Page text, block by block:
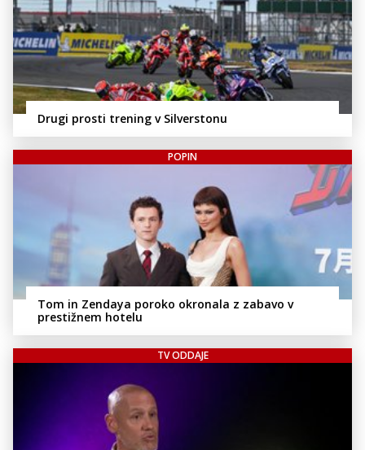
Drugi prosti trening v Silverstonu
POPIN
Tom in Zendaya poroko okronala z zabavo v
prestižnem hotelu
TV ODDAJE